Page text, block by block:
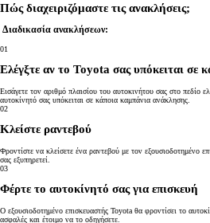
Πώς διαχειριζόμαστε τις ανακλήσεις;
Διαδικασία ανακλήσεων:
01
Ελέγξτε αν το Toyota σας υπόκειται σε
Εισάγετε τον αριθμό πλαισίου του αυτοκινήτου σας στο πεδίο
αυτοκίνητό σας υπόκειται σε κάποια καμπάνια ανάκλησης.
02
Κλείστε ραντεβού
Φροντίστε να κλείσετε ένα ραντεβού με τον εξουσιοδοτημένο
σας εξυπηρετεί.
03
Φέρτε το αυτοκίνητό σας για επισκευή
Ο εξουσιοδοτημένο επισκευαστής Toyota θα φροντίσει το
ασφαλές και έτοιμο να το οδηγήσετε.